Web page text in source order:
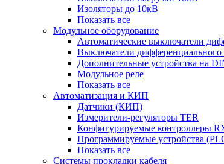
Изоляторы до 10кВ
Показать все
Модульное оборудование
Автоматические выключатели
Выключатели
Дополнительные устройства на
Модульное реле
Показать все
Автоматизация и КИП
Датчики (КИП)
Измерители-регуляторы TER
Конфигурируемые контроллеры
Программируемые устройства
Показать все
Системы прокладки кабеля